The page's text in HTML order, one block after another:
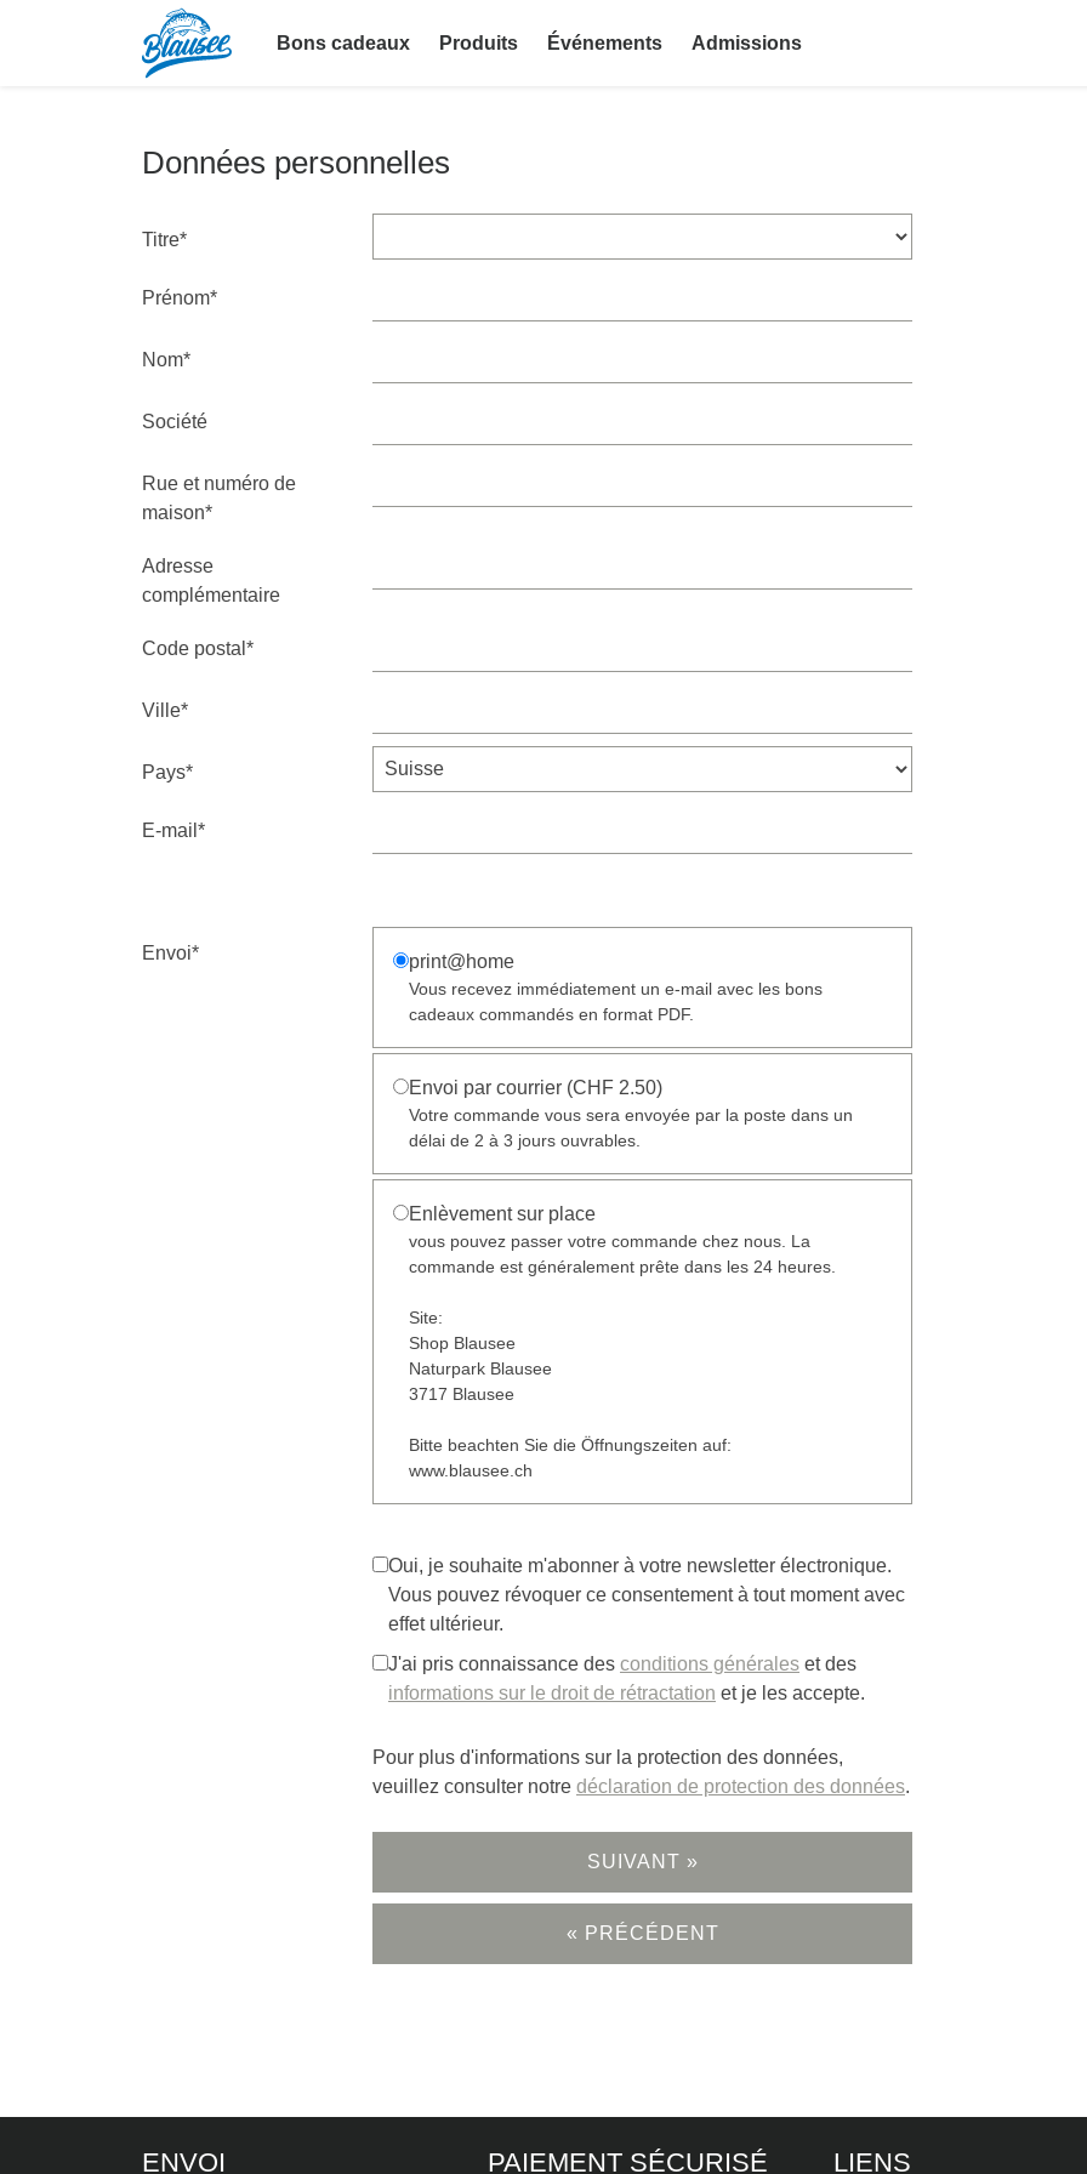
Bons cadeaux Produits Événements Admissions
Données personnelles
Titre*
Prénom*
Nom*
Société
Rue et numéro de
maison*
Adresse
complémentaire
Code postal*
Ville*
Pays*
E-mail*
Envoi* print@home
Vous recevez immédiatement un e-mail avec les bons
cadeaux commandés en format PDF.
Envoi par courrier (CHF 2.50)
Votre commande vous sera envoyée par la poste dans un
délai de 2 à 3 jours ouvrables.
Enlèvement sur place
vous pouvez passer votre commande chez nous. La
commande est généralement prête dans les 24 heures.
Site:
Shop Blausee
Naturpark Blausee
3717 Blausee
Bitte beachten Sie die Öffnungszeiten auf:
www.blausee.ch
Oui, je souhaite m'abonner à votre newsletter électronique.
Vous pouvez révoquer ce consentement à tout moment avec
effet ultérieur.
J'ai pris connaissance des conditions générales et des
informations sur le droit de rétractation et je les accepte.
Pour plus d'informations sur la protection des données,
veuillez consulter notre déclaration de protection des données.
SUIVANT »
« PRÉCÉDENT
ENVOI PAIEMENT SÉCURISÉ LIENS